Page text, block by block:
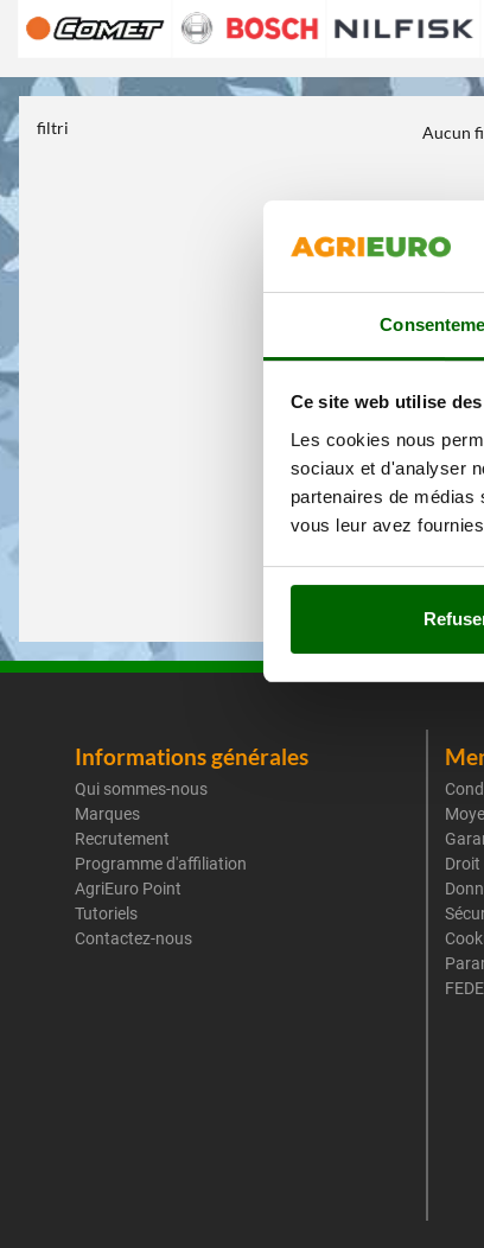
Ce site web utilise
Les cookies nous
sociaux et d'analyser
partenaires de
vous leur avez
filtri Aucun
Informations générales
Qui sommes-nous
Marques
Recrutement
Programme d'affiliation
AgriEuro Point
Tutoriels
Contactez-nous